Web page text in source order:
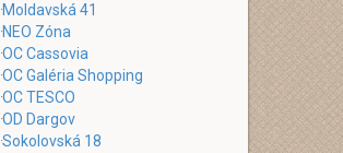
Moldavská 41
NEO Zóna
OC Cassovia
OC Galéria Shopping
OC TESCO
OD Dargov
Sokolovská 18